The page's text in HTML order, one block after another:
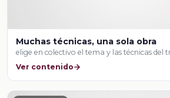
Muchas técnicas, una sola obra
elige en colectivo el tema y las técnicas del
Ver contenido